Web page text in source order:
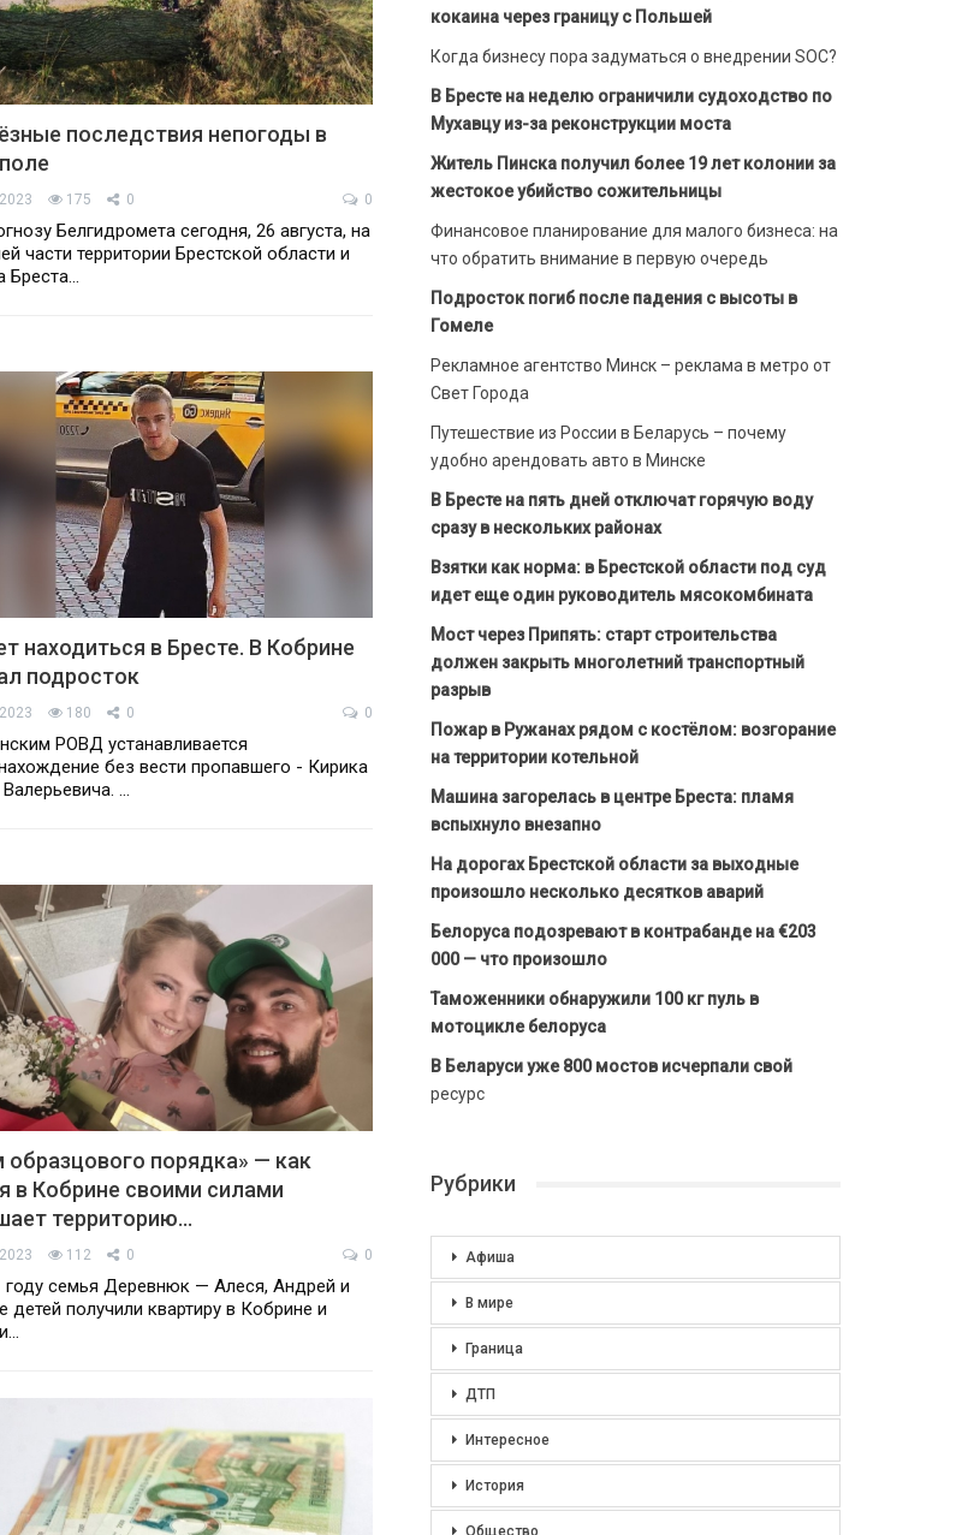
последствия непогоды в
175 0 0
Белгидромета сегодня, 26 августа, на
части территории Брестской области и
Бреста…
находиться в Бресте. В Кобрине
подросток
180 0 0
РОВД устанавливается
без вести пропавшего - Кирика
…
порядка» — как
в Кобрине своими силами
территорию…
112 0 0
году семья Деревнюк — Алеся, Андрей и
детей получили квартиру в Кобрине и
кокаина через границу с Польшей
Когда бизнесу пора задуматься о внедрении SOC?
В Бресте на неделю ограничили судоходство по
Мухавцу из-за реконструкции моста
Житель Пинска получил более 19 лет колонии за
жестокое убийство сожительницы
Финансовое планирование для малого бизнеса: на
что обратить внимание в первую очередь
Подросток погиб после падения с высоты в
Гомеле
Рекламное агентство Минск – реклама в метро от
Свет Города
Путешествие из России в Беларусь – почему
удобно арендовать авто в Минске
В Бресте на пять дней отключат горячую воду
сразу в нескольких районах
Взятки как норма: в Брестской области под суд
идет еще один руководитель мясокомбината
Мост через Припять: старт строительства
должен закрыть многолетний транспортный
разрыв
Пожар в Ружанах рядом с костёлом: возгорание
на территории котельной
Машина загорелась в центре Бреста: пламя
вспыхнуло внезапно
На дорогах Брестской области за выходные
произошло несколько десятков аварий
Белоруса подозревают в контрабанде на €203
000 — что произошло
Таможенники обнаружили 100 кг пуль в
мотоцикле белоруса
В Беларуси уже 800 мостов исчерпали свой
ресурс
Рубрики
Афиша
В мире
Граница
ДТП
Интересное
История
Общество